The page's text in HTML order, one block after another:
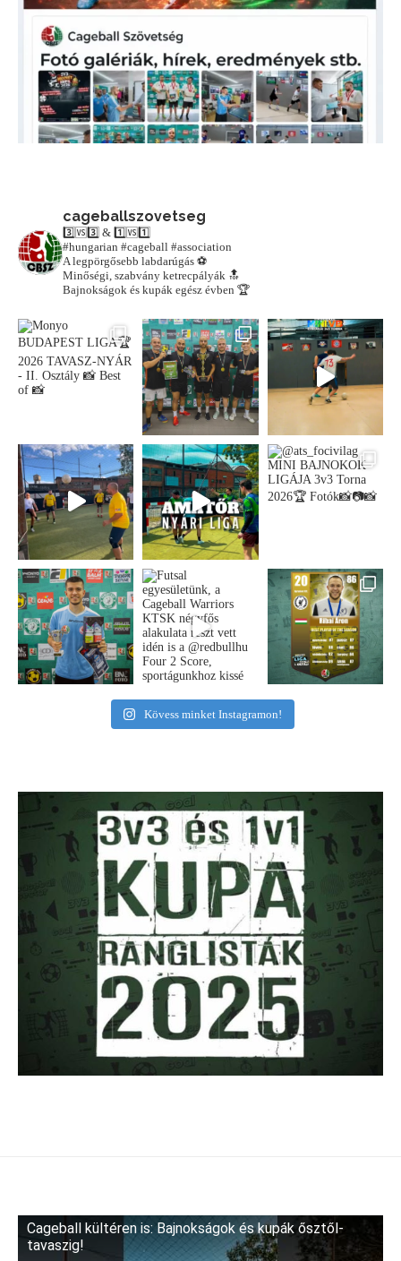
cageballszovetseg
3️⃣🆚3️⃣ & 1️⃣🆚1️⃣
#hungarian #cageball #association
A legpörgősebb labdarúgás ⚽️
Minőségi, szabvány ketrecpályák 🔝
Bajnokságok és kupák egész évben 🏆
Kövess minket Instagramon!
Cageball kültéren is: Bajnokságok és kupák ősztől-
tavaszig!